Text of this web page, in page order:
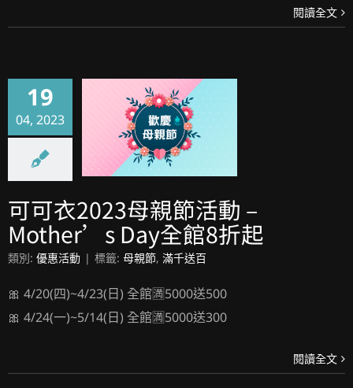
閱讀全文
19
04, 2023
可可衣2023母親節活動 –
Mother’s Day全館8折起
類別: 優惠活動 | 標籤: 母親節, 滿千送百
🎀 4/20(四)~4/23(日) 全館🈵5000送500
🎀 4/24(一)~5/14(日) 全館🈵5000送300
閱讀全文